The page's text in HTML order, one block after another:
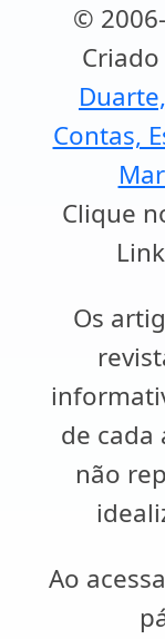
©
Contas,
Clique
Os
de
não
Ao